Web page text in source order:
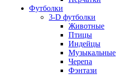
Футболки
3-D футболки
Животные
Птицы
Индейцы
Музыкальные
Черепа
Фэнтази